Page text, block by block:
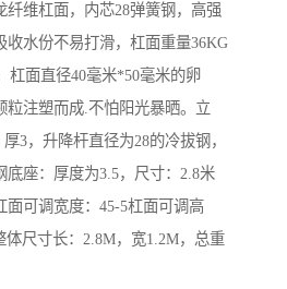
纤维杠面，内芯28弹簧钢，高强
收水份不易打滑，杠面重量36KG
杠面直径40毫米*50毫米的卵
粒注塑而成.不怕阳光暴晒。立
3，升降杆直径为28的冷拔钢，
底座：厚度为3.5，尺寸：2.8米
面可调宽度：45-5杠面可调高
体尺寸长：2.8M，宽1.2M，总重